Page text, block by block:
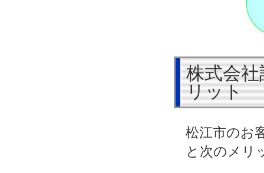
株式会
リット
松江市のお
と次のメリ